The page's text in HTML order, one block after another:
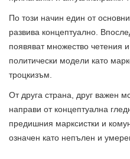
По този начин един от
развива концептуално.
появяват множество четения
политически модели като
троцкизъм.
От друга страна, друг важен
направи от концептуална
предишния марксистки и
означен като непълен и